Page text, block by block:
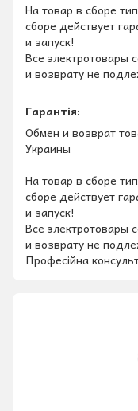
На товар в сборе
сборе действует
и запуск!
Все электротовары
и возврату не
Гарантія:
Обмен и возврат
Украины
На товар в сборе
сборе действует
и запуск!
Все электротовары
и возврату не
Професійна